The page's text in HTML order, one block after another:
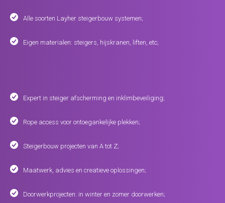
Alle soorten Layher steigerbouw systemen;
Eigen materialen: steigers, hijskranen, liften, etc;
Expert in steiger afscherming en inklimbeveiliging;
Rope access voor ontoegankelijke plekken;
Steigerbouw projecten van A tot Z;
Maatwerk, advies en creatieve oplossingen;
Doorwerkprojecten: in winter en zomer doorwerken;